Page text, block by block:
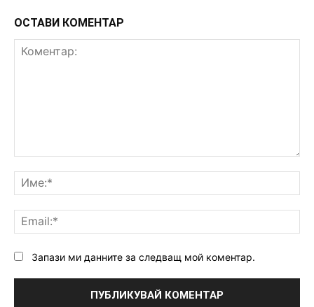
ОСТАВИ КОМЕНТАР
Запази ми данните за следващ мой коментар.